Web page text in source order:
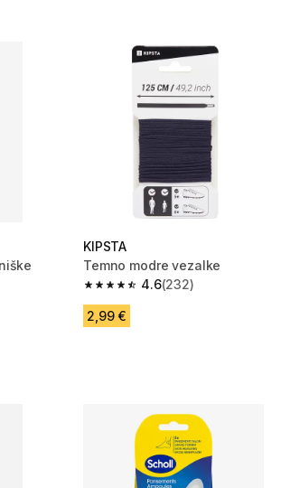
KIPSTA
Temno modre vezalke
4.6
4.6 od 5 zvezdic from 232 ocene
(232)
2,99 €